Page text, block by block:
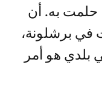
حلمت به. أن
في برشلونة،
بلدي هو أمر